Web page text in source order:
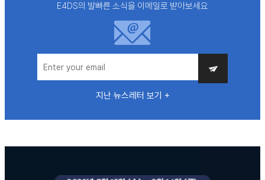
E4DS의 발빠른 소식을 이메일로 받아보세요
지난 뉴스레터 보기 +